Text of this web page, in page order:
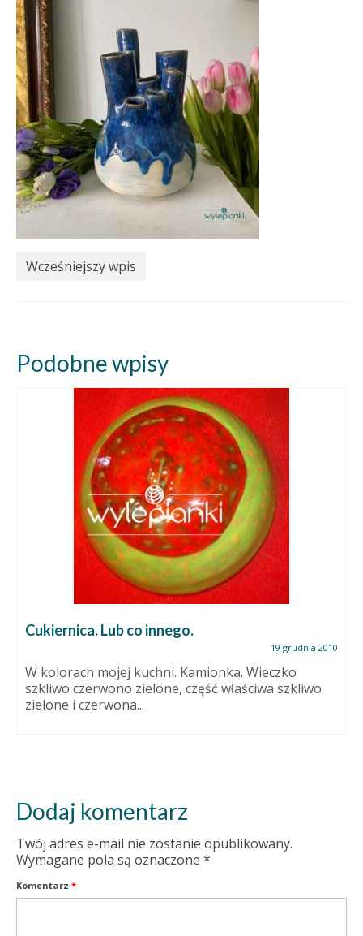
Wcześniejszy wpis
Podobne wpisy
Cukiernica. Lub co innego.
19 grudnia 2010
W kolorach mojej kuchni. Kamionka. Wieczko
szkliwo czerwono zielone, część właściwa szkliwo
zielone i czerwona...
Dodaj komentarz
Twój adres e-mail nie zostanie opublikowany.
Wymagane pola są oznaczone *
Komentarz *